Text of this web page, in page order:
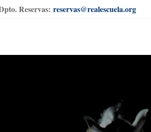
Reservas:reservas@realescuela.org